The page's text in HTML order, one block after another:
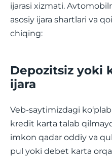
ijarasi xizmati.
asosiy ijara shartlari va
chiqing:
Depozitsiz yoki
ijara
Veb-saytimizdagi
kredit karta talab
imkon qadar oddiy va
pul yoki debet karta